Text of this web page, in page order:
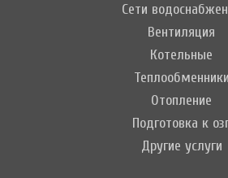
Сети
Вентиляция
Котельные
Теплообменники
Отопление
Подготовка к
Другие услуги